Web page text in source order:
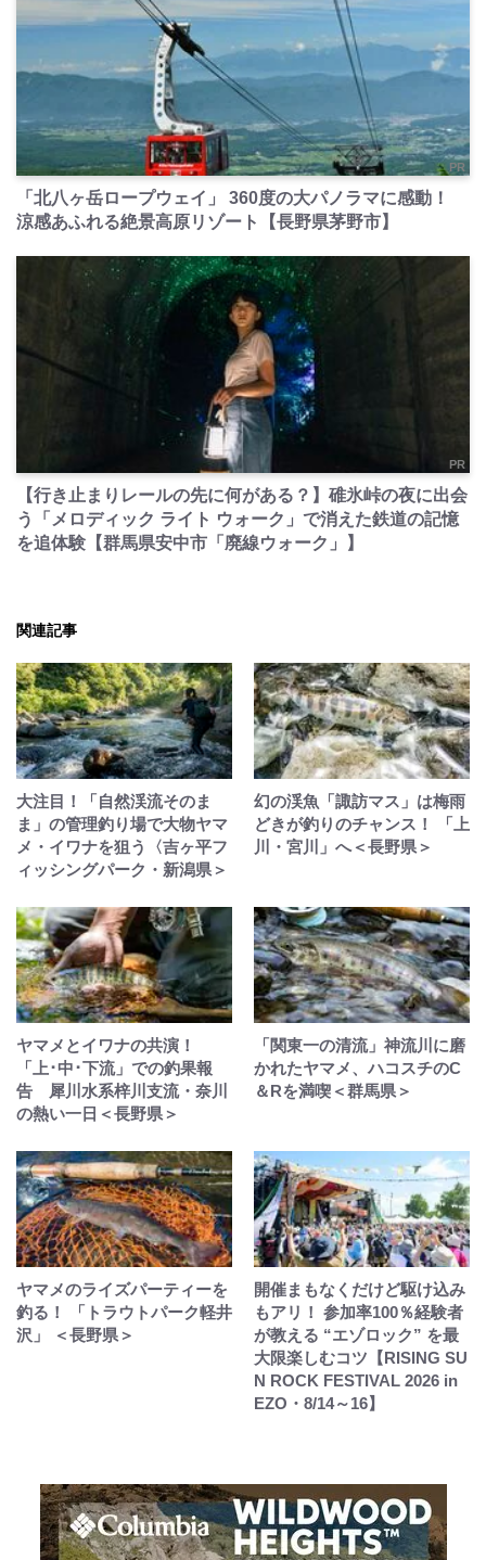
PR
「北八ヶ岳ロープウェイ」 360度の大パノラマに感動！
涼感あふれる絶景高原リゾート【長野県茅野市】
PR
【行き止まりレールの先に何がある？】碓氷峠の夜に出会
う「メロディック ライト ウォーク」で消えた鉄道の記憶
を追体験【群馬県安中市「廃線ウォーク」】
関連記事
大注目！「自然渓流そのま
ま」の管理釣り場で大物ヤマ
メ・イワナを狙う〈吉ヶ平フ
ィッシングパーク・新潟県＞
幻の渓魚「諏訪マス」は梅雨
どきが釣りのチャンス！ 「上
川・宮川」へ＜長野県＞
ヤマメとイワナの共演！
「上･中･下流」での釣果報
告 犀川水系梓川支流・奈川
の熱い一日＜長野県＞
「関東一の清流」神流川に磨
かれたヤマメ、ハコスチのC
＆Rを満喫＜群馬県＞
ヤマメのライズパーティーを
釣る！ 「トラウトパーク軽井
沢」 ＜長野県＞
開催まもなくだけど駆け込み
もアリ！ 参加率100％経験者
が教える “エゾロック” を最
大限楽しむコツ【RISING SU
N ROCK FESTIVAL 2026 in
EZO・8/14～16】